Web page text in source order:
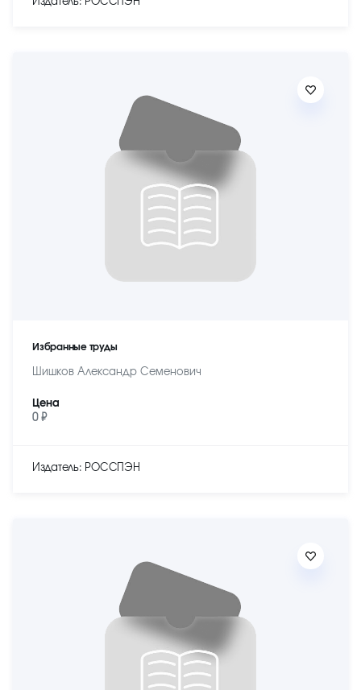
Издатель: РОССПЭН
Избранные труды
Шишков Александр Семенович
Цена
0 ₽
Издатель: РОССПЭН